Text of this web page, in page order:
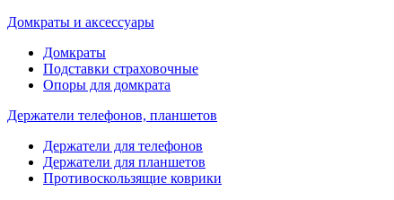
Домкраты и аксессуары
Домкраты
Подставки страховочные
Опоры для домкрата
Держатели телефонов, планшетов
Держатели для телефонов
Держатели для планшетов
Противоскользящие коврики